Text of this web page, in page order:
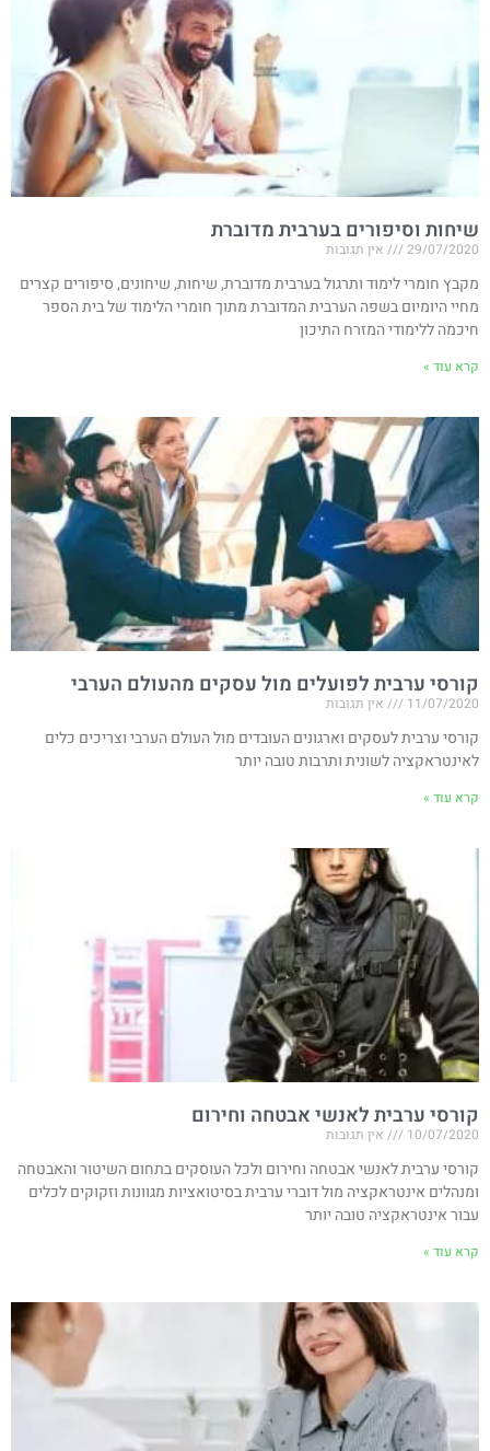
שיחות וסיפורים בערבית מדוברת
29/07/2020 אין תגובות
מקבץ חומרי לימוד ותרגול בערבית מדוברת, שיחות, שיחונים, סיפורים קצרים
מחיי היומיום בשפה הערבית המדוברת מתוך חומרי הלימוד של בית הספר
חיכמה ללימודי המזרח התיכון
קרא עוד »
קורסי ערבית לפועלים מול עסקים מהעולם הערבי
11/07/2020 אין תגובות
קורסי ערבית לעסקים וארגונים העובדים מול העולם הערבי וצריכים כלים
לאינטראקציה לשונית ותרבות טובה יותר
קרא עוד »
קורסי ערבית לאנשי אבטחה וחירום
10/07/2020 אין תגובות
קורסי ערבית לאנשי אבטחה וחירום ולכל העוסקים בתחום השיטור והאבטחה
ומנהלים אינטראקציה מול דוברי ערבית בסיטואציות מגוונות וזקוקים לכלים
עבור אינטראקציה טובה יותר
קרא עוד »